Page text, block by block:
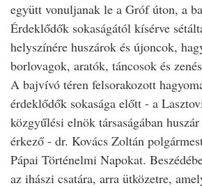
együtt vonuljanak le a Gróf úton, a
Érdeklődők sokaságától kísérve
helyszínére huszárok és újoncok,
borlovagok, aratók, táncosok és
A bajvívó téren felsorakozott
érdeklődők sokasága előtt - a
közgyűlési elnök társaságában
érkező - dr. Kovács Zoltán
Pápai Történelmi Napokat.
az ihászi csatára, arra ütközetre,